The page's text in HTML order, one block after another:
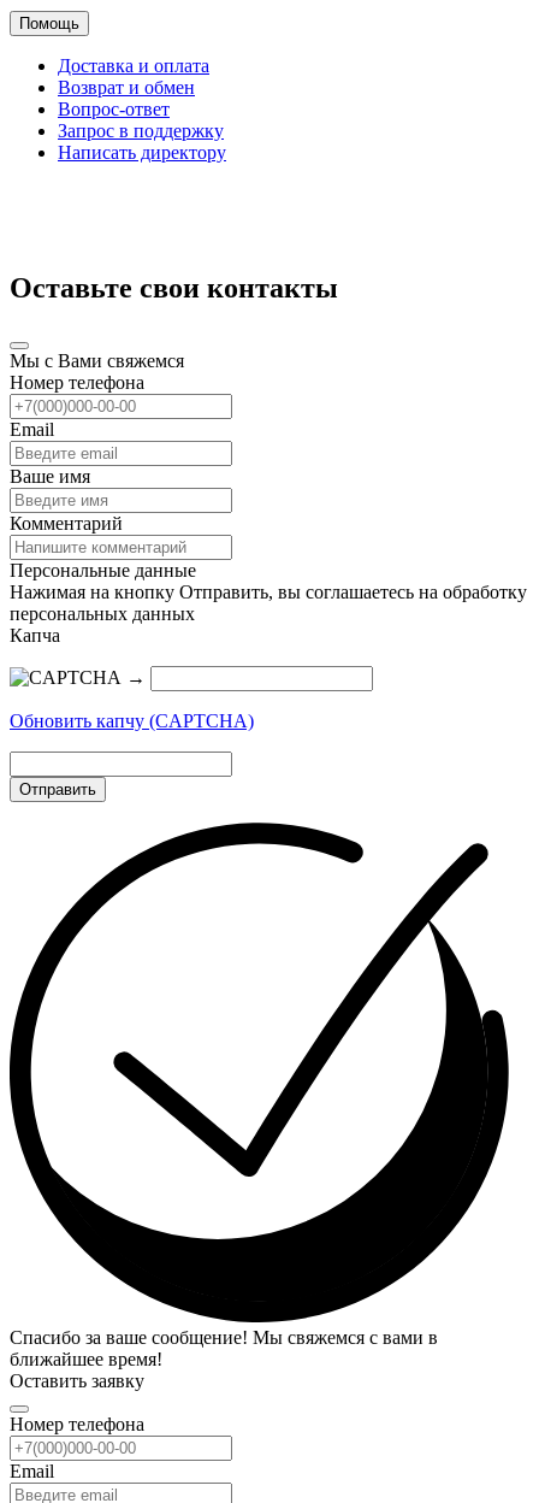
Помощь
Доставка и оплата
Возврат и обмен
Вопрос-ответ
Запрос в поддержку
Написать директору
Оставьте свои контакты
Мы с Вами свяжемся
Номер телефона
Email
Ваше имя
Комментарий
Персональные данные
Нажимая на кнопку Отправить, вы соглашаетесь на обработку
персональных данных
Капча
→
Обновить капчу (CAPTCHA)
Отправить
Спасибо за ваше сообщение! Мы свяжемся с вами в
ближайшее время!
Оставить заявку
Номер телефона
Email